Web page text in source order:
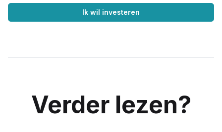
Ik wil investeren
Verder lezen?